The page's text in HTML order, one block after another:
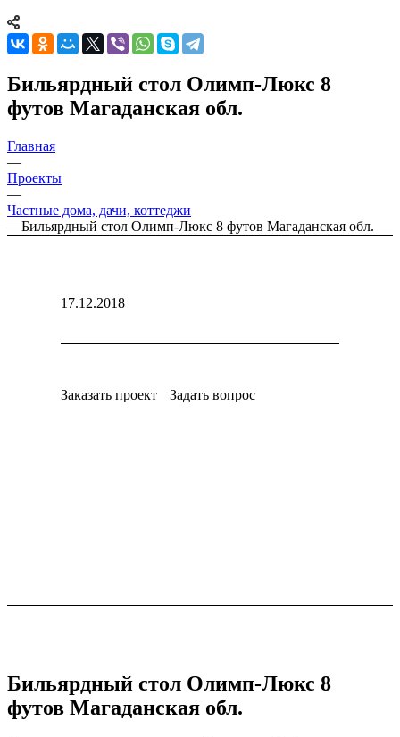
Бильярдный стол Олимп-Люкс 8
футов Магаданская обл.
Главная
—
Проекты
—
Частные дома, дачи, коттеджи
—Бильярдный стол Олимп-Люкс 8 футов Магаданская обл.
17.12.2018
Заказать проект Задать вопрос
Бильярдный стол Олимп-Люкс 8
футов Магаданская обл.